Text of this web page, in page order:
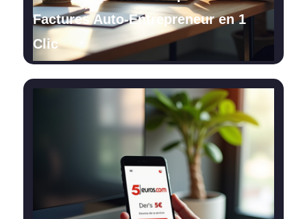
Factures Auto-Entrepreneur en 1
Clic